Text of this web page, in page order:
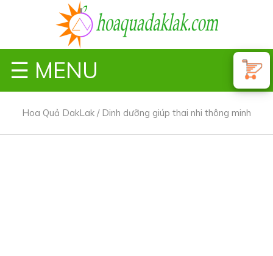
☰ MENU
Hoa Quả DakLak / Dinh dưỡng giúp thai nhi thông minh